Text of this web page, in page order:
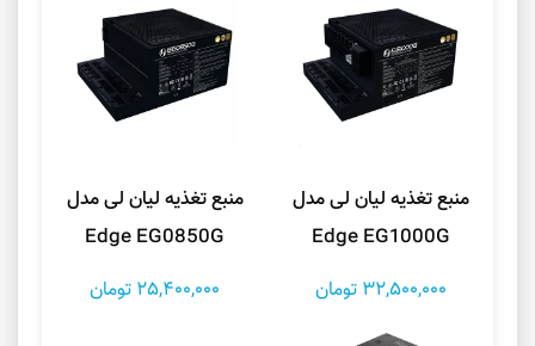
منبع تغذیه لیان لی مدل
Edge EG1000G
32,500,000 تومان
منبع تغذیه لیان لی مدل
Edge EG0850G
25,400,000 تومان